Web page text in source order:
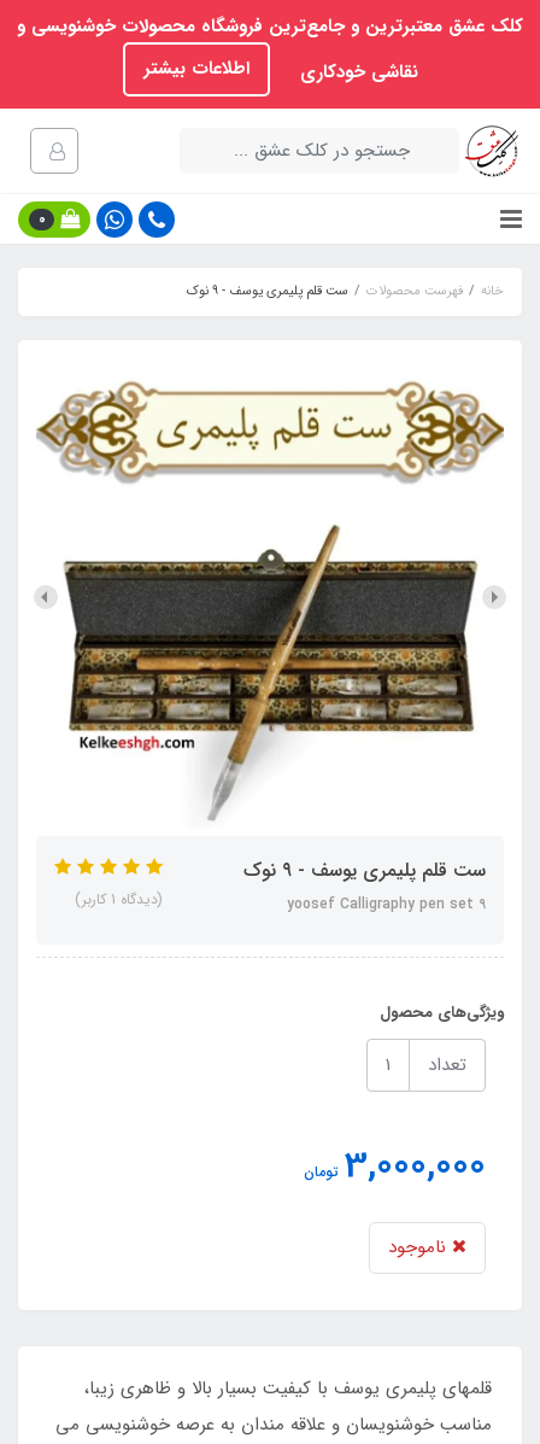
کلک عشق معتبرترین و جامع‌ترین فروشگاه محصولات خوشنویسی و
نقاشی خودکاری
اطلاعات بیشتر
0
خانه فهرست محصولات ست قلم پلیمری یوسف - ۹ نوک
ست قلم پلیمری یوسف - ۹ نوک
yoosef Calligraphy pen set ۹ (دیدگاه 1 کاربر)
ویژگی‌های محصول
تعداد
3,000,000 تومان
ناموجود
​​​​قلمهای پلیمری یوسف با کیفیت بسیار بالا و ظاهری زیبا،
مناسب خوشنویسان و علاقه مندان به عرصه خوشنویسی می